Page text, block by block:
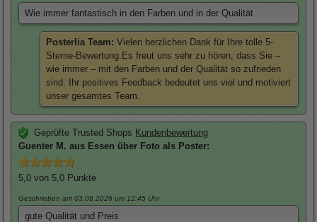
Wie immer fantastisch in den Farben und in der Qualität
Posterlia Team: Vielen herzlichen Dank für Ihre tolle 5-
Sterne-Bewertung.Es freut uns sehr zu hören, dass Sie –
wie immer – mit den Farben und der Qualität so zufrieden
sind. Ihr positives Feedback bedeutet uns viel und motiviert
unser gesamtes Team.
Geprüfte Trusted Shops Kundenbewertung
Guenter M. aus Essen über Foto als Poster:
5,0 von 5,0 Punkte
Geschrieben am 03.06.2026 um 12:45 Uhr
gute Qualität und Preis